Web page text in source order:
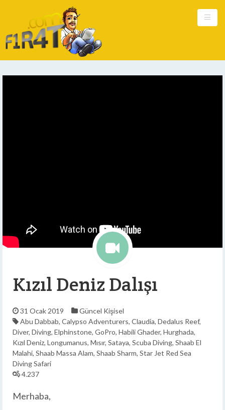
Ana Sayfa
Kızıl Deniz Dalışı
31 Ocak 2019 Güncel Kişisel
Abu Dabbab, Calypso Adventurers, Claudia, Dedalus Reef,
Diver, Diving, Elphinstone, GoPro, Habili Ghader, Hurghada,
Kızıl Deniz, Longumanus, Mısır, Sataya, Scuba Diving, Shaab El
Malahi, Shaab Massa Alam, Shaab Sharm, Star Jet Red Sea
Diving Safari
4.237
Merhaba,